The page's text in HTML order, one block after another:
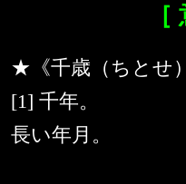
［
★《千歳（ちとせ
[1] 千年。
長い年月。